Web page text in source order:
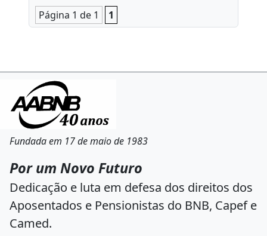
Página 1 de 1 1
Fundada em 17 de maio de 1983
Por um Novo Futuro
Dedicação e luta em defesa dos direitos dos
Aposentados e Pensionistas do BNB, Capef e
Camed.